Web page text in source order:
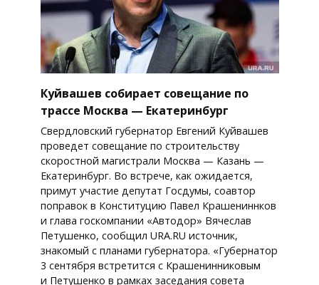
Куйвашев собирает совещание по
трассе Москва — Екатеринбург
Свердловский губернатор Евгений Куйвашев
проведет совещание по строительству
скоростной магистрали Москва — Казань —
Екатеринбург. Во встрече, как ожидается,
примут участие депутат Госдумы, соавтор
поправок в Конституцию Павел Крашениннков
и глава госкомпании «Автодор» Вячеслав
Петушенко, сообщил URA.RU источник,
знакомый с планами губернатора. «Губернатор
3 сентября встретится с Крашенинниковым
и Петушенко в рамках заседания совета